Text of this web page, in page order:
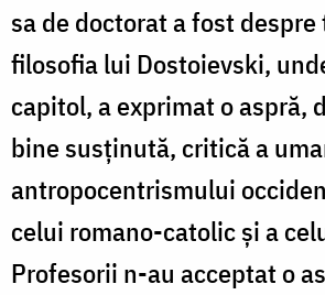
sa de doctorat a fost despre
filosofia lui Dostoievski,
capitol, a exprimat o aspră,
bine susținută, critică a
antropocentrismului
celui romano-catolic și a
Profesorii n-au acceptat o